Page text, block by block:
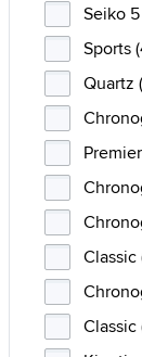
Seiko 5
Sports
Quartz
Classic
Classic